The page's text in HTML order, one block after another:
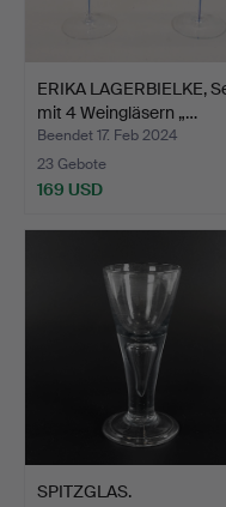
ERIKA LAGERBIELKE,
mit 4 Weingläsern „…
Beendet 17. Feb 2024
23 Gebote
169 USD
SPITZGLAS.